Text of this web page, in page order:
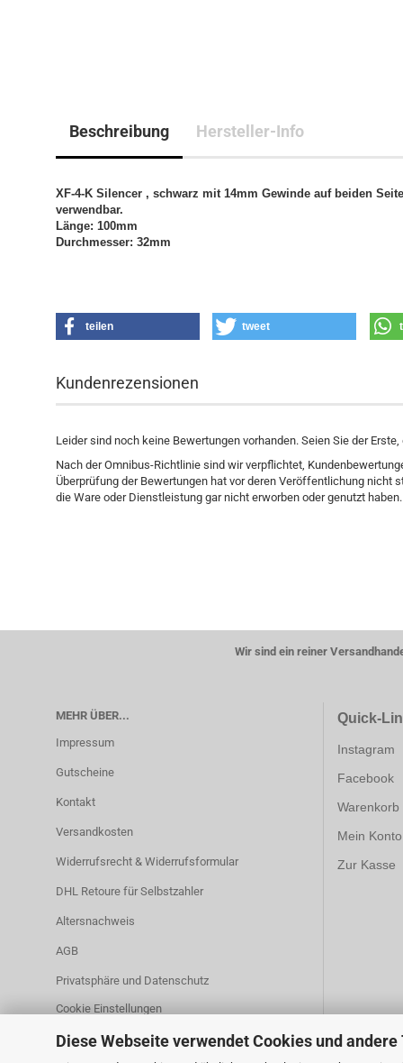
Diese Webseite verwendet Cookies und
Beschreibung Hersteller-Info
XF-4-K Silencer , schwarz mit 14mm Gewinde auf beiden
verwendbar.
Länge: 100mm
Durchmesser: 32mm
teilen tweet
Kundenrezensionen
Leider sind noch keine Bewertungen vorhanden. Seien Sie der
Nach der Omnibus-Richtlinie sind wir verpflichtet,
Überprüfung der Bewertungen hat vor deren Veröffentlichung nicht
die Ware oder Dienstleistung gar nicht erworben oder genutzt haben.
Wir sind ein reiner
MEHR ÜBER...
Impressum
Gutscheine
Kontakt
Versandkosten
Widerrufsrecht & Widerrufsformular
DHL Retoure für Selbstzahler
Altersnachweis
AGB
Privatsphäre und Datenschutz
Cookie Einstellungen
Quick-
Instagram
Facebook
Warenkorb
Mein Konto
Zur Kasse